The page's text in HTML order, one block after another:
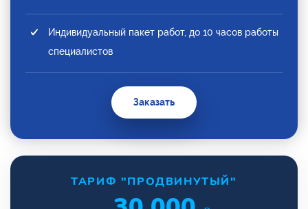
Индивидуальный пакет работ, до 10 часов работы
специалистов
Заказать
ТАРИФ "ПРОДВИНУТЫЙ"